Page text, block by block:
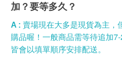
加？要等多久？
A : 賣場現在大多是現貨為主，
購品喔！一般商品需等待追加
皆會以填單順序安排配送。